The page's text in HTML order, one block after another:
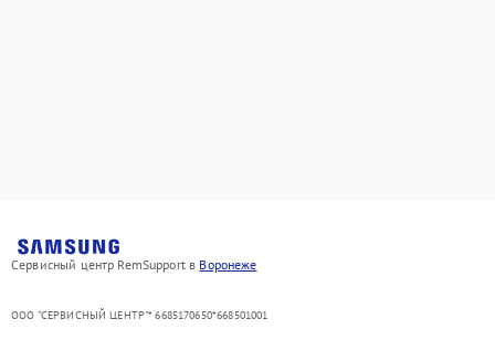
Сервисный центр RemSupport в Воронеже
ООО "СЕРВИСНЫЙ ЦЕНТР"* 6685170650*668501001